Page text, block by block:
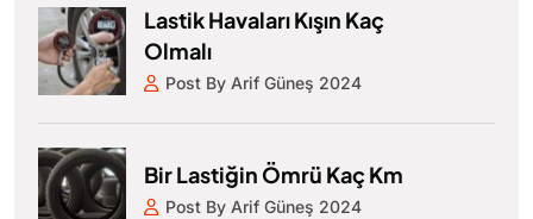
Lastik Havaları Kışın Kaç
Olmalı
Post By Arif Güneş 2024
Bir Lastiğin Ömrü Kaç Km
Post By Arif Güneş 2024